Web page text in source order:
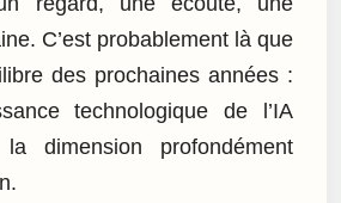
C’est probablement là que
des prochaines années :
technologique de l’IA
dimension profondément